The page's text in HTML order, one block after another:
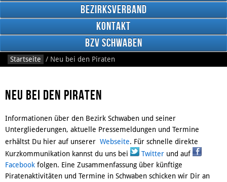
Facebook
Bezirksverband
Kontakt
BzV Schwaben
Startseite / Neu bei den Piraten
Neu bei den Piraten
Informationen über den Bezirk Schwaben und seiner
Untergliederungen, aktuelle Pressemeldungen und Termine
erhältst Du hier auf unserer Webseite. Für schnelle direkte
Kurzkommunikation kannst du uns bei
Twitter und auf
Facebook folgen. Eine Zusammenfassung über künftige
Piratenaktivitäten und Termine in Schwaben schicken wir Dir an